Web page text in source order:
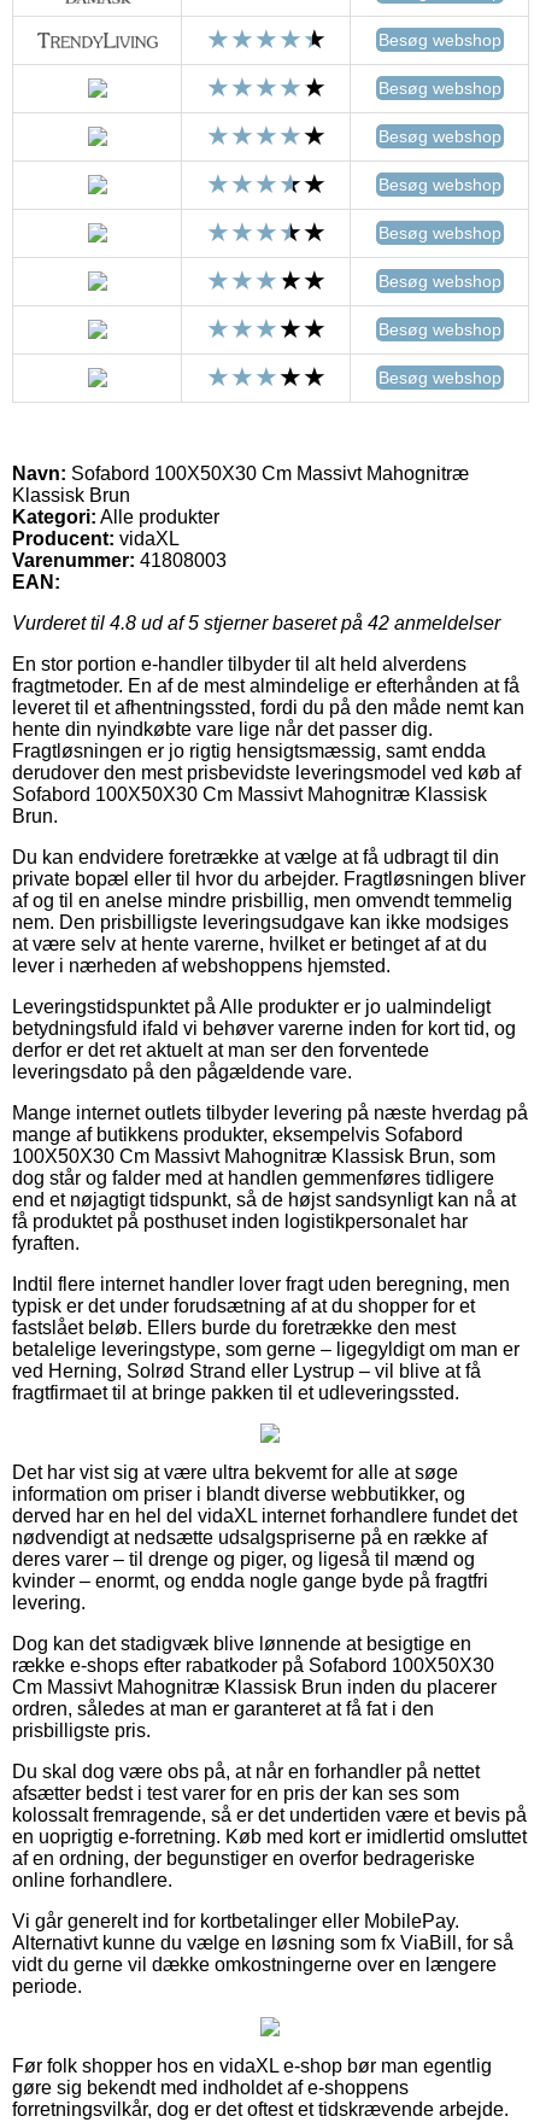
Besøg webshop
Besøg webshop
Besøg webshop
Besøg webshop
Besøg webshop
Besøg webshop
Besøg webshop
Besøg webshop
Navn: Sofabord 100X50X30 Cm Massivt Mahognitræ
Klassisk Brun
Kategori: Alle produkter
Producent: vidaXL
Varenummer: 41808003
EAN:
Vurderet til 4.8 ud af 5 stjerner baseret på 42 anmeldelser
En stor portion e-handler tilbyder til alt held alverdens
fragtmetoder. En af de mest almindelige er efterhånden at få
leveret til et afhentningssted, fordi du på den måde nemt kan
hente din nyindkøbte vare lige når det passer dig.
Fragtløsningen er jo rigtig hensigtsmæssig, samt endda
derudover den mest prisbevidste leveringsmodel ved køb af
Sofabord 100X50X30 Cm Massivt Mahognitræ Klassisk
Brun.
Du kan endvidere foretrække at vælge at få udbragt til din
private bopæl eller til hvor du arbejder. Fragtløsningen bliver
af og til en anelse mindre prisbillig, men omvendt temmelig
nem. Den prisbilligste leveringsudgave kan ikke modsiges
at være selv at hente varerne, hvilket er betinget af at du
lever i nærheden af webshoppens hjemsted.
Leveringstidspunktet på Alle produkter er jo ualmindeligt
betydningsfuld ifald vi behøver varerne inden for kort tid, og
derfor er det ret aktuelt at man ser den forventede
leveringsdato på den pågældende vare.
Mange internet outlets tilbyder levering på næste hverdag på
mange af butikkens produkter, eksempelvis Sofabord
100X50X30 Cm Massivt Mahognitræ Klassisk Brun, som
dog står og falder med at handlen gemmenføres tidligere
end et nøjagtigt tidspunkt, så de højst sandsynligt kan nå at
få produktet på posthuset inden logistikpersonalet har
fyraften.
Indtil flere internet handler lover fragt uden beregning, men
typisk er det under forudsætning af at du shopper for et
fastslået beløb. Ellers burde du foretrække den mest
betalelige leveringstype, som gerne – ligegyldigt om man er
ved Herning, Solrød Strand eller Lystrup – vil blive at få
fragtfirmaet til at bringe pakken til et udleveringssted.
Det har vist sig at være ultra bekvemt for alle at søge
information om priser i blandt diverse webbutikker, og
derved har en hel del vidaXL internet forhandlere fundet det
nødvendigt at nedsætte udsalgspriserne på en række af
deres varer – til drenge og piger, og ligeså til mænd og
kvinder – enormt, og endda nogle gange byde på fragtfri
levering.
Dog kan det stadigvæk blive lønnende at besigtige en
række e-shops efter rabatkoder på Sofabord 100X50X30
Cm Massivt Mahognitræ Klassisk Brun inden du placerer
ordren, således at man er garanteret at få fat i den
prisbilligste pris.
Du skal dog være obs på, at når en forhandler på nettet
afsætter bedst i test varer for en pris der kan ses som
kolossalt fremragende, så er det undertiden være et bevis på
en uoprigtig e-forretning. Køb med kort er imidlertid omsluttet
af en ordning, der begunstiger en overfor bedrageriske
online forhandlere.
Vi går generelt ind for kortbetalinger eller MobilePay.
Alternativt kunne du vælge en løsning som fx ViaBill, for så
vidt du gerne vil dække omkostningerne over en længere
periode.
Før folk shopper hos en vidaXL e-shop bør man egentlig
gøre sig bekendt med indholdet af e-shoppens
forretningsvilkår, dog er det oftest et tidskrævende arbejde.